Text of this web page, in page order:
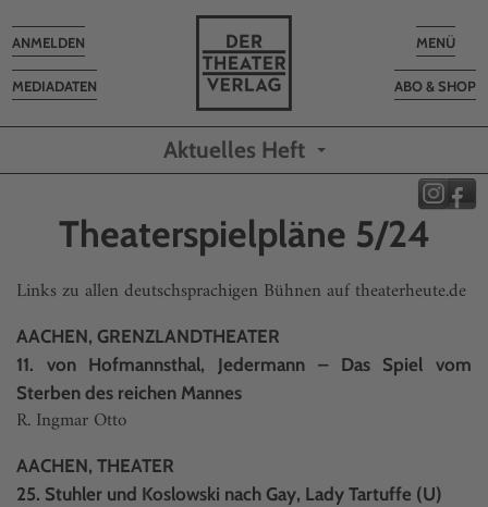
Toggle
MENÜ
ABO & SHOP
MEDIADATEN
Toggle
navigation
ANMELDEN
Aktuelles Heft
Theaterspielpläne 5/24
Links zu allen deutschsprachigen Bühnen auf theaterheute.de
AACHEN, GRENZLANDTHEATER
11. von Hofmannsthal, Jedermann – Das Spiel vom
Sterben des reichen Mannes
R. Ingmar Otto
AACHEN, THEATER
25. Stuhler und Koslowski nach Gay, Lady Tartuffe (U)